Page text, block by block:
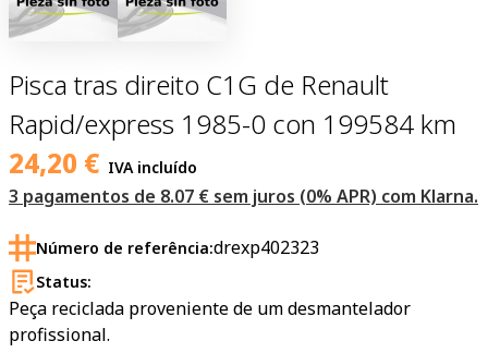
Pisca tras direito C1G de Renault
Rapid/express 1985-0 con 199584 km
24,20 € IVA incluído
3 pagamentos de 8.07 € sem juros (0% APR) com Klarna.
Número de referência:drexp402323
Status:
Peça reciclada proveniente de um desmantelador
profissional.